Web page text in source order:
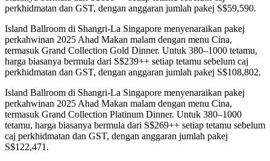
perkhidmatan dan GST, dengan anggaran jumlah pakej S$59,590.
Island Ballroom di Shangri-La Singapore menyenaraikan pakej
perkahwinan 2025 Ahad Makan malam dengan menu Cina,
termasuk Grand Collection Gold Dinner. Untuk 380–1000 tetamu,
harga biasanya bermula dari S$239++ setiap tetamu sebelum caj
perkhidmatan dan GST, dengan anggaran jumlah pakej S$108,802.
Island Ballroom di Shangri-La Singapore menyenaraikan pakej
perkahwinan 2025 Ahad Makan malam dengan menu Cina,
termasuk Grand Collection Platinum Dinner. Untuk 380–1000
tetamu, harga biasanya bermula dari S$269++ setiap tetamu sebelum
caj perkhidmatan dan GST, dengan anggaran jumlah pakej
S$122,471.